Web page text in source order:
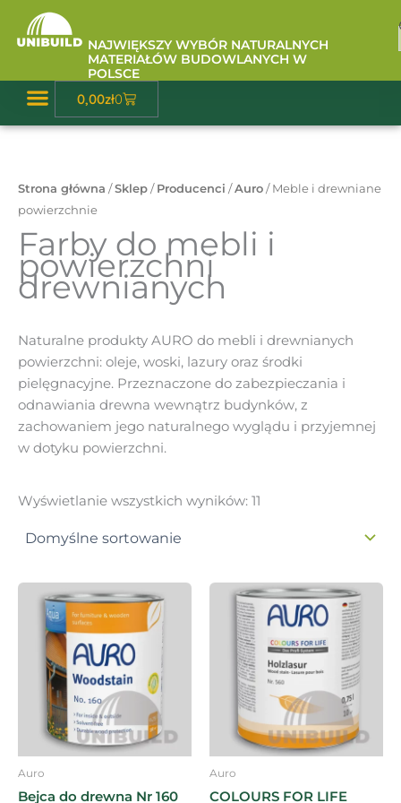
Przejdź
NAJWIĘKSZY WYBÓR NATURALNYCH
MATERIAŁÓW BUDOWLANYCH W
POLSCE
0,00zł0
Wózek
Strona główna /Sklep/Producenci /Auro/ Meble i drewniane
powierzchnie
Farby do mebli i
powierzchni
drewnianych
Naturalne produkty AURO do mebli i drewnianych
powierzchni: oleje, woski, lazury oraz środki
pielęgnacyjne. Przeznaczone do zabezpieczania i
odnawiania drewna wewnątrz budynków, z
zachowaniem jego naturalnego wyglądu i przyjemnej
w dotyku powierzchni.
Wyświetlanie wszystkich wyników: 11
Auro
Bejca do drewna Nr 160
cen:
od
59,11zł
do
1185,57zł
Ten
produkt
ma
wariantów.
Opcje
można
wybrać
Auro
COLOURS FOR LIFE
Zakres
cen:
od
106,73zł
do
1185,57zł
Ten
produkt
ma
wiele
Opcje
można
wybrać